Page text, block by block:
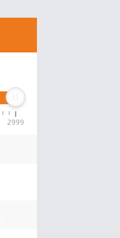
2999